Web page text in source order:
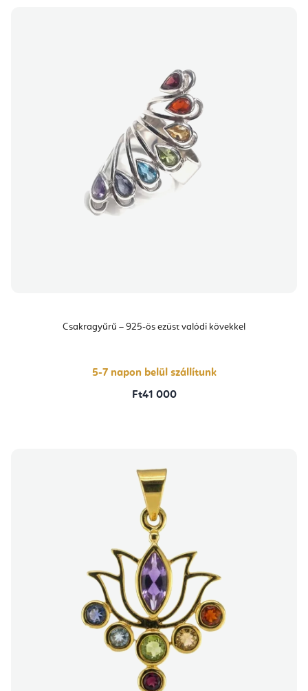
Csakragyűrű – 925-ös ezüst valódi kövekkel
5-7 napon belül szállítunk
Ft41 000